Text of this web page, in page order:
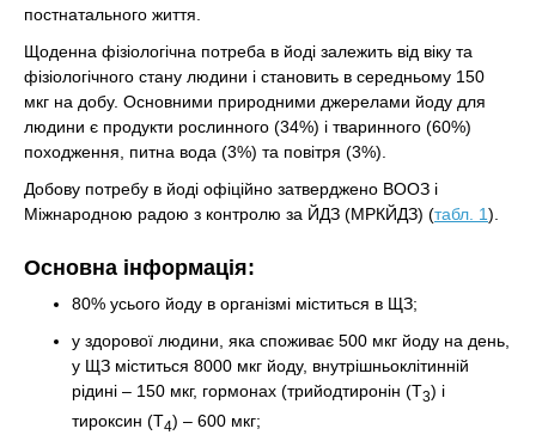
постнатального життя.
Щоденна фізіологічна потреба в йоді залежить від віку та
фізіологічного стану людини і становить в середньому 150
мкг на добу. Основними природними джерелами йоду для
людини є продукти рослинного (34%) і тваринного (60%)
походження, питна вода (3%) та повітря (3%).
Добову потребу в йоді офіційно затверджено ВООЗ і
Міжнародною радою з контролю за ЙДЗ (МРКЙДЗ) (табл. 1).
Основна інформація:
80% усього йоду в організмі міститься в ЩЗ;
у здорової людини, яка споживає 500 мкг йоду на день,
у ЩЗ міститься 8000 мкг йоду, внутрішньоклітинній
рідині – 150 мкг, гормонах (трийодтиронін (Т3) і
тироксин (Т4) – 600 мкг;